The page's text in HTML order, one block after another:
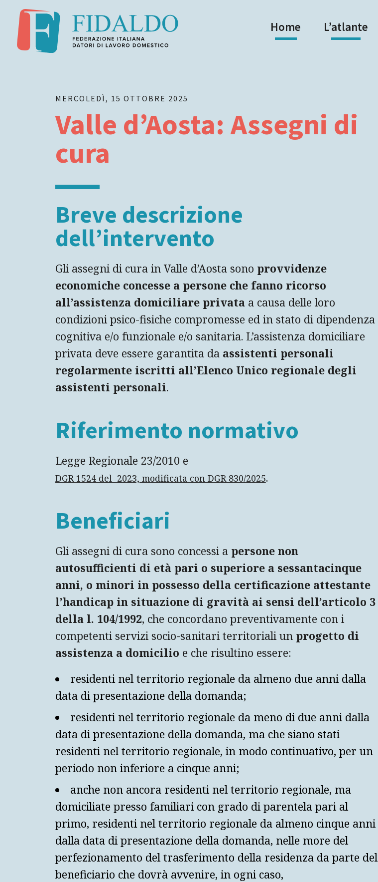
Home L’atlante
MERCOLEDÌ, 15 OTTOBRE 2025
Valle d’Aosta: Assegni di
cura
Breve descrizione
dell’intervento
Gli assegni di cura in Valle d’Aosta sono provvidenze
economiche concesse a persone che fanno ricorso
all’assistenza domiciliare privataa causa delle loro
condizioni psico-fisiche compromesse ed in stato di dipendenza
cognitiva e/o funzionale e/o sanitaria. L’assistenza domiciliare
privata deve essere garantita da assistenti personali
regolarmente iscritti all’Elenco Unico regionale degli
assistenti personali.
Riferimento normativo
Legge Regionale 23/2010 e
DGR 1524 del 2023, modificata con DGR 830/2025.
Beneficiari
Gli assegni di cura sono concessi a persone non
autosufficienti di età pari o superiore a sessantacinque
anni, o minori in possesso della certificazione attestante
l’handicap in situazione di gravità ai sensi dell’articolo 3
della l. 104/1992, che concordano preventivamente con i
competenti servizi socio-sanitari territoriali un progetto di
assistenza a domicilio e che risultino essere:
residenti nel territorio regionale da almeno due anni dalla
data di presentazione della domanda;
residenti nel territorio regionale da meno di due anni dalla
data di presentazione della domanda, ma che siano stati
residenti nel territorio regionale, in modo continuativo, per un
periodo non inferiore a cinque anni;
anche non ancora residenti nel territorio regionale, ma
domiciliate presso familiari con grado di parentela pari al
primo, residenti nel territorio regionale da almeno cinque anni
dalla data di presentazione della domanda, nelle more del
perfezionamento del trasferimento della residenza da parte del
beneficiario che dovrà avvenire, in ogni caso,